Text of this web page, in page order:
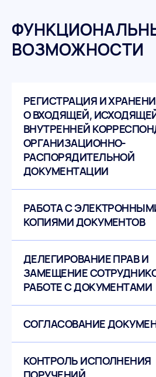
ВОЗМОЖНОСТИ
РЕГИСТРАЦИЯ И
О ВХОДЯЩЕЙ,
ВНУТРЕННЕЙ
ОРГАНИЗАЦИОННО-
РАСПОРЯДИТЕЛЬНОЙ
ДОКУМЕНТАЦИИ
РАБОТА С
КОПИЯМИ ДОКУМЕНТОВ
ДЕЛЕГИРОВАНИЕ ПРАВ И
ЗАМЕЩЕНИЕ
РАБОТЕ С ДОКУМЕНТАМИ
СОГЛАСОВАНИЕ
КОНТРОЛЬ ИСПОЛНЕНИЯ